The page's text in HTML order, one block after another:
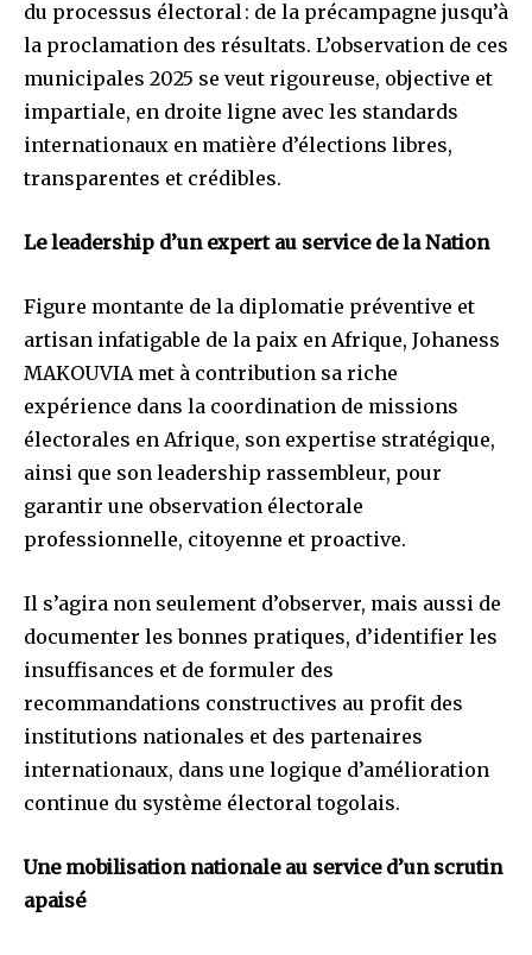
du processus électoral : de la précampagne jusqu’à
la proclamation des résultats. L’observation de ces
municipales 2025 se veut rigoureuse, objective et
impartiale, en droite ligne avec les standards
internationaux en matière d’élections libres,
transparentes et crédibles.
Le leadership d’un expert au service de la Nation
Figure montante de la diplomatie préventive et
artisan infatigable de la paix en Afrique, Johaness
MAKOUVIA met à contribution sa riche
expérience dans la coordination de missions
électorales en Afrique, son expertise stratégique,
ainsi que son leadership rassembleur, pour
garantir une observation électorale
professionnelle, citoyenne et proactive.
Il s’agira non seulement d’observer, mais aussi de
documenter les bonnes pratiques, d’identifier les
insuffisances et de formuler des
recommandations constructives au profit des
institutions nationales et des partenaires
internationaux, dans une logique d’amélioration
continue du système électoral togolais.
Une mobilisation nationale au service d’un scrutin
apaisé